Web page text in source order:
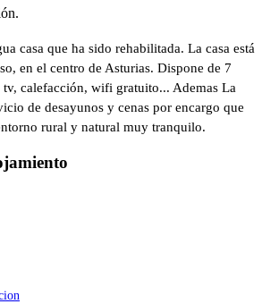
casa que ha sido rehabilitada. La casa está
en el centro de Asturias. Dispone de 7
calefacción, wifi gratuito... Ademas La
de desayunos y cenas por encargo que
rural y natural muy tranquilo.